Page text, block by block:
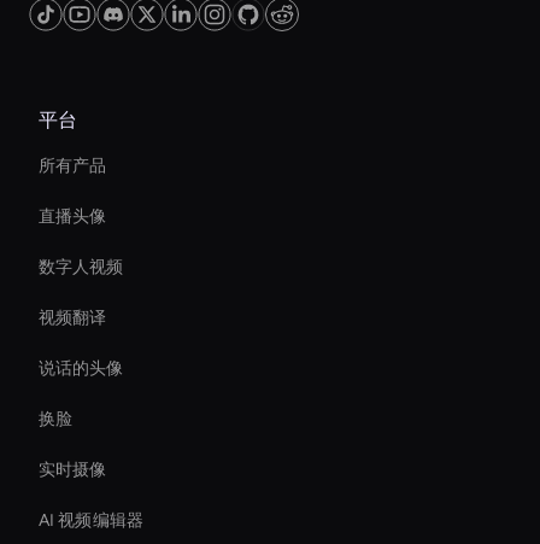
平台
所有产品
直播头像
数字人视频
视频翻译
说话的头像
换脸
实时摄像
AI 视频编辑器